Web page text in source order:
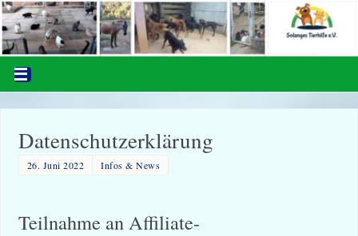
Datenschutzerklärung
26. Juni 2022 Infos & News
Teilnahme an Affiliate-